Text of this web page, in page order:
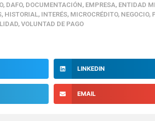
, DAFO, DOCUMENTACIÓN, EMPRESA, ENTIDAD
, HISTORIAL, INTERÉS, MICROCRÉDITO, NEGOCIO,
, VOLUNTAD DE PAGO
LINKEDIN
EMAIL